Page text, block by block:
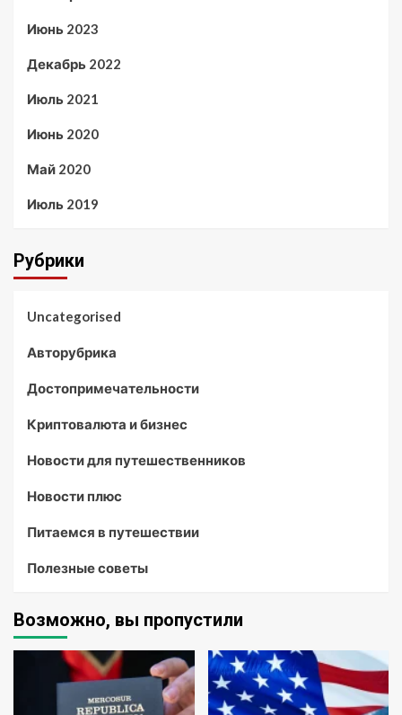
Июнь 2023
Декабрь 2022
Июль 2021
Июнь 2020
Май 2020
Июль 2019
Рубрики
Uncategorised
Авторубрика
Достопримечательности
Криптовалюта и бизнес
Новости для путешественников
Новости плюс
Питаемся в путешествии
Полезные советы
Возможно, вы пропустили